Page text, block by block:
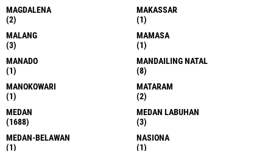
MAGDALENA
(2)
MAKASSAR
(1)
MALANG
(3)
MAMASA
(1)
MANADO
(1)
MANDAILING NATAL
(8)
MANOKOWARI
(1)
MATARAM
(2)
MEDAN
(1688)
MEDAN LABUHAN
(3)
MEDAN-BELAWAN
(1)
NASIONA
(1)